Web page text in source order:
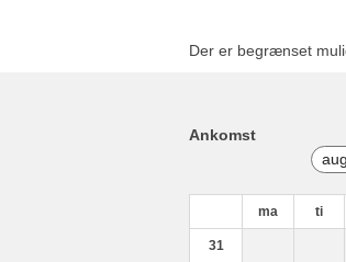
Der er begrænset
Ankomst
ma ti
31